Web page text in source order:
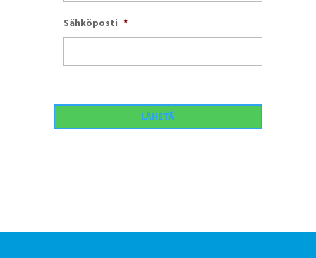
Sähköposti *